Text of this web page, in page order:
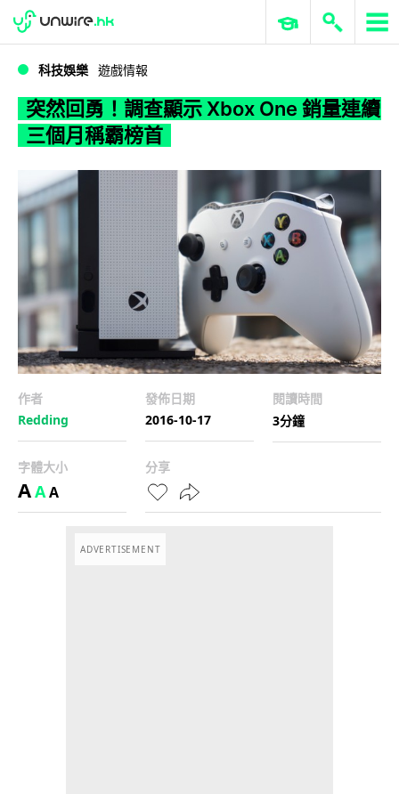
WWDC 2026 ERP 與商業 AI
科技娛樂 遊戲情報
突然回勇！調查顯示 Xbox One 銷量連續
三個月稱霸榜首
作者
Redding
發佈日期
2016-10-17
閱讀時間
3分鐘
字體大小
AAA
分享
ADVERTISEMENT